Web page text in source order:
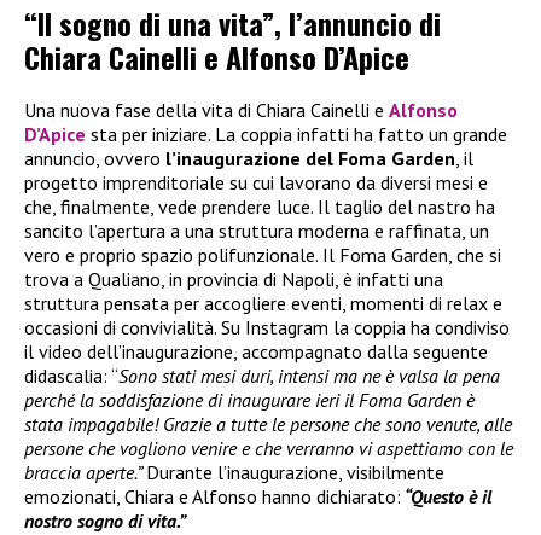
“Il sogno di una vita”, l’annuncio di
Chiara Cainelli e Alfonso D’Apice
Una nuova fase della vita di Chiara Cainelli e Alfonso
D’Apice sta per iniziare. La coppia infatti ha fatto un grande
annuncio, ovvero l’inaugurazione del Foma Garden, il
progetto imprenditoriale su cui lavorano da diversi mesi e
che, finalmente, vede prendere luce. Il taglio del nastro ha
sancito l’apertura a una struttura moderna e raffinata, un
vero e proprio spazio polifunzionale. Il Foma Garden, che si
trova a Qualiano, in provincia di Napoli, è infatti una
struttura pensata per accogliere eventi, momenti di relax e
occasioni di convivialità. Su Instagram la coppia ha condiviso
il video dell’inaugurazione, accompagnato dalla seguente
didascalia: “Sono stati mesi duri, intensi ma ne è valsa la pena
perché la soddisfazione di inaugurare ieri il Foma Garden è
stata impagabile! Grazie a tutte le persone che sono venute, alle
persone che vogliono venire e che verranno vi aspettiamo con le
braccia aperte.”Durante l’inaugurazione, visibilmente
emozionati, Chiara e Alfonso hanno dichiarato: “Questo è il
nostro sogno di vita.”